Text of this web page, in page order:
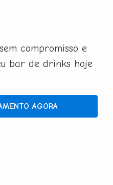
compromisso e
bar de drinks hoje
AGORA